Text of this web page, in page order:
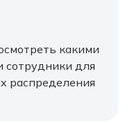
какими
сотрудники для
распределения